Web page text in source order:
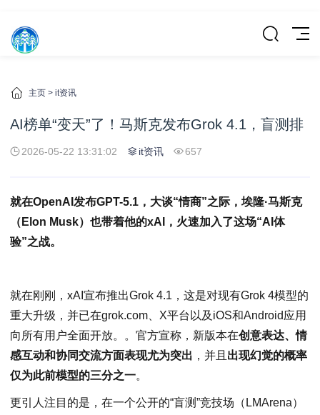
主页 > it资讯
AI榜单“变天”了！马斯克发布Grok 4.1，盲测排
2026-05-22 13:31:02 it资讯 657
就在OpenAI发布GPT-5.1，大谈“情商”之际，埃隆·马斯克
（Elon Musk）也带着他的xAI，火速加入了这场“AI体
验”之战。
就在刚刚，xAI宣布推出Grok 4.1，这是对现有Grok 4模型的
重大升级，并已在grok.com、X平台以及iOS和Android应用
向所有用户全面开放。。官方宣称，新版本在创意表达、情
感互动和协同交流方面表现尤为突出 ，并且 出现幻觉的概率
仅为此前模型的三分之一。
更引人注目的是，在一个公开的“盲测”竞技场（LMArena）